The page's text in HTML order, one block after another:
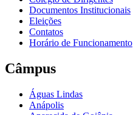
Documentos Institucionais
Eleições
Contatos
Horário de Funcionamento
Câmpus
Águas Lindas
Anápolis